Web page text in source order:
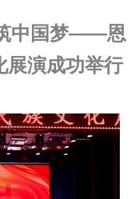
中国梦——恩
展演成功举行